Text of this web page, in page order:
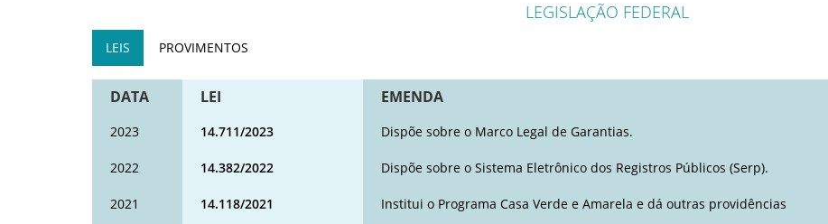
LEGISLAÇÃO FEDERAL
LEIS PROVIMENTOS
DATA LEI EMENDA
2023 14.711/2023 Dispõe sobre o Marco Legal de Garantias.
2022 14.382/2022 Dispõe sobre o Sistema Eletrônico dos Registros Públicos (Serp).
2021 14.118/2021 Institui o Programa Casa Verde e Amarela e dá outras providências